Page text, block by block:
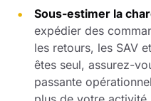
Sous-estimer la
expédier des
les retours, les SAV
êtes seul, assurez-
passante